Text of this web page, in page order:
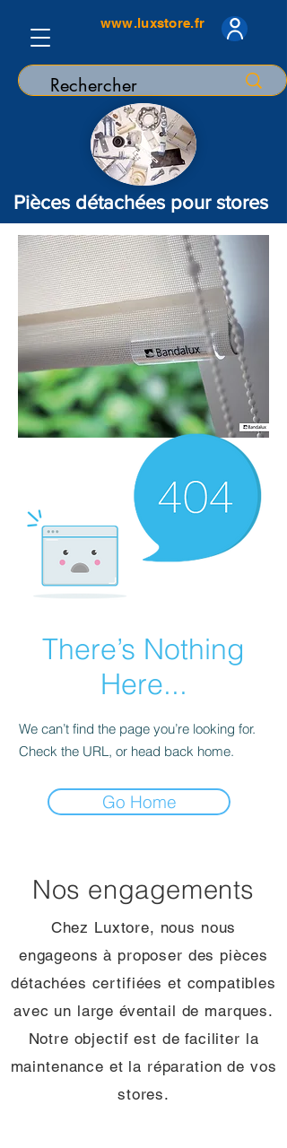
www.luxstore.fr
Pièces détachées pour stores
There’s Nothing
Here...
We can’t find the page you’re looking for.
Check the URL, or head back home.
Go Home
Nos engagements
Chez Luxtore, nous nous
engageons à proposer des pièces
détachées certifiées et compatibles
avec un large éventail de marques.
Notre objectif est de faciliter la
maintenance et la réparation de vos
stores.